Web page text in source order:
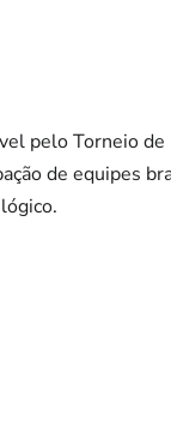
pelo Torneio
de equipes